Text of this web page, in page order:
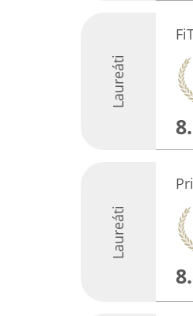
Laureáti
Laureáti